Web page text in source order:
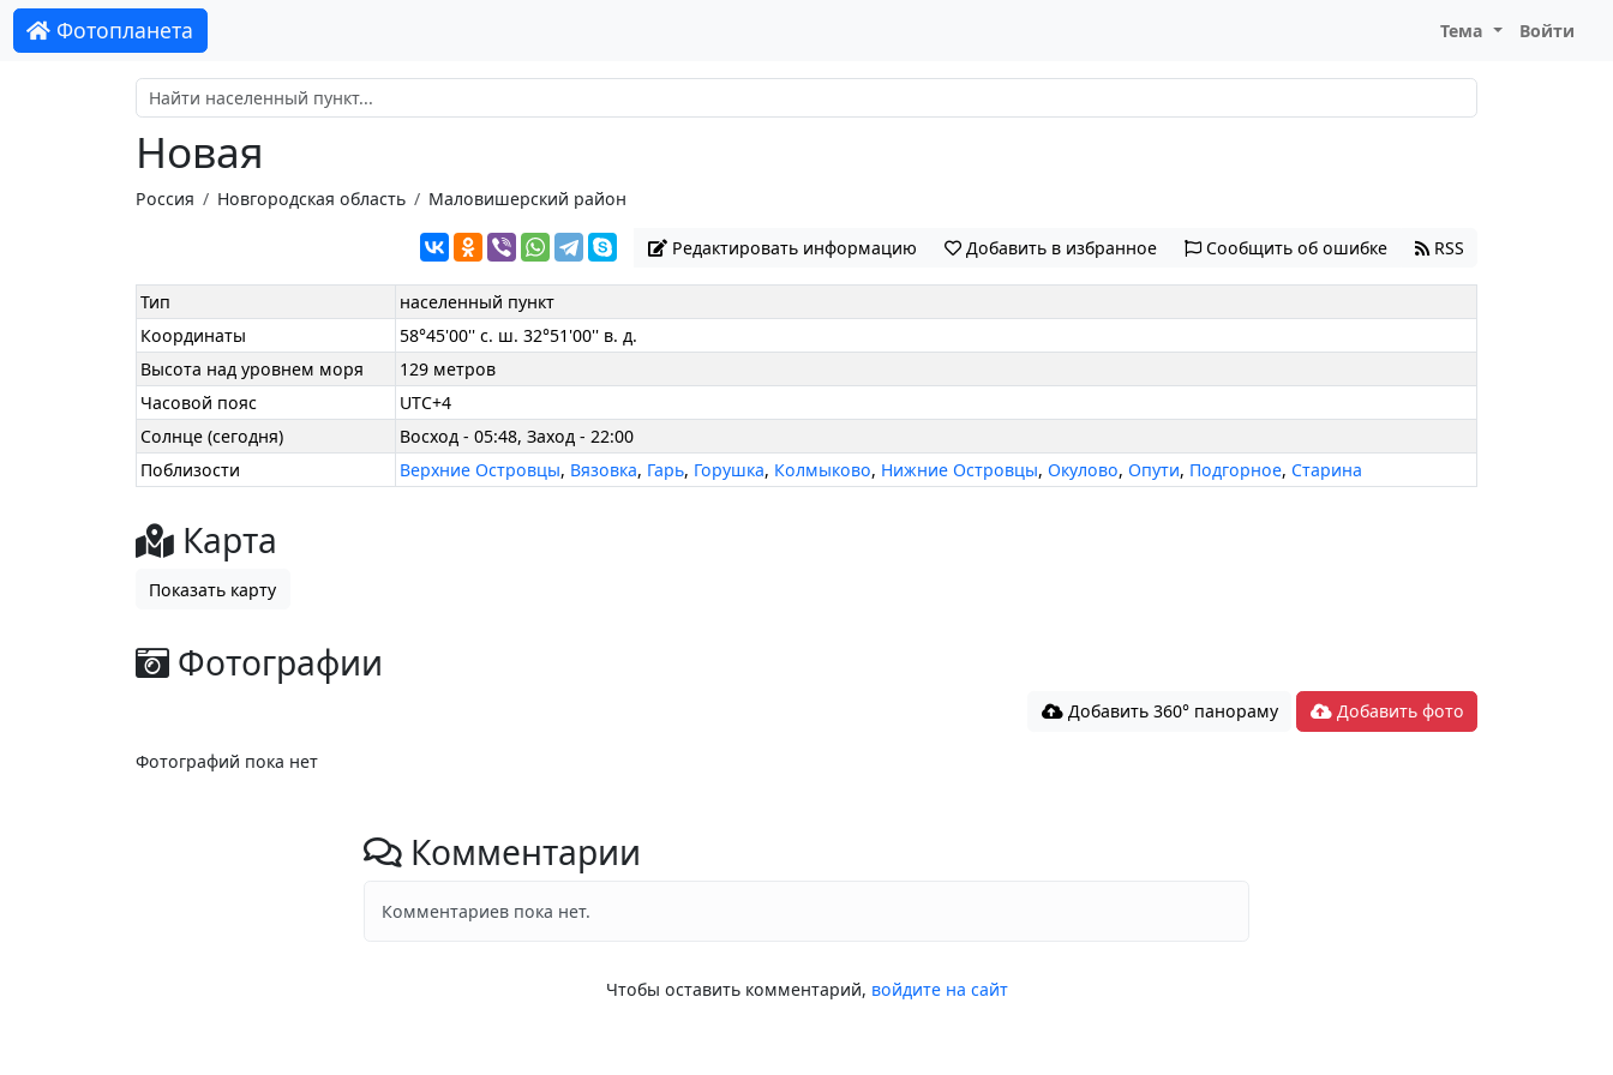
Фотопланета Тема Войти
Новая
Россия Новгородская область Маловишерский район
Редактировать информацию Добавить в избранное Сообщить об ошибке RSS
Тип
населенный пункт
Координаты
58°45'00'' с. ш. 32°51'00'' в. д.
Высота над уровнем моря
129 метров
Часовой пояс
UTC+4
Солнце (сегодня)
Восход - 05:48, Заход - 22:00
Поблизости
Верхние Островцы, Вязовка, Гарь, Горушка, Колмыково, Нижние Островцы,Окулово,Опути, Подгорное, Старина
Карта
Показать карту
Фотографии
Добавить 360° панораму Добавить фото
Фотографий пока нет
Комментарии
Комментариев пока нет.
Чтобы оставить комментарий, войдите на сайт